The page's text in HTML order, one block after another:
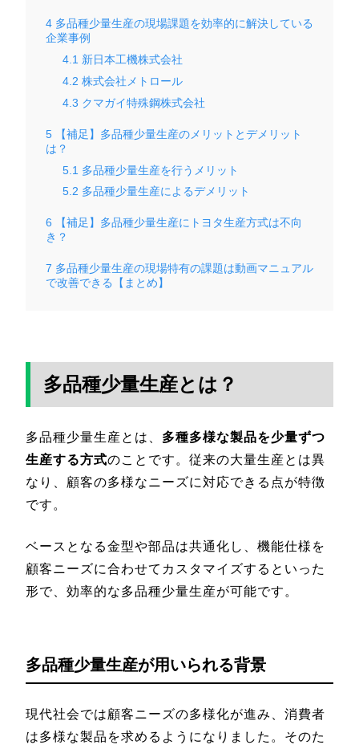
4 多品種少量生産の現場課題を効率的に解決している
企業事例
4.1 新日本工機株式会社
4.2 株式会社メトロール
4.3 クマガイ特殊鋼株式会社
5 【補足】多品種少量生産のメリットとデメリット
は？
5.1 多品種少量生産を行うメリット
5.2 多品種少量生産によるデメリット
6 【補足】多品種少量生産にトヨタ生産方式は不向
き？
7 多品種少量生産の現場特有の課題は動画マニュアル
で改善できる【まとめ】
多品種少量生産とは？
多品種少量生産とは、 多種多様な製品を少量ずつ
生産する方式のことです。従来の大量生産とは異
なり、顧客の多様なニーズに対応できる点が特徴
です。
ベースとなる金型や部品は共通化し、機能仕様を
顧客ニーズに合わせてカスタマイズするといった
形で、効率的な多品種少量生産が可能です。
多品種少量生産が用いられる背景
現代社会では顧客ニーズの多様化が進み、消費者
は多様な製品を求めるようになりました。そのた